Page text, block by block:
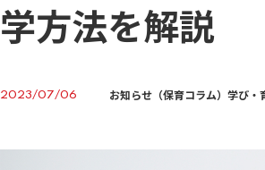
学方法を解説
2023/07/06 お知らせ（保育コラム） 学び・